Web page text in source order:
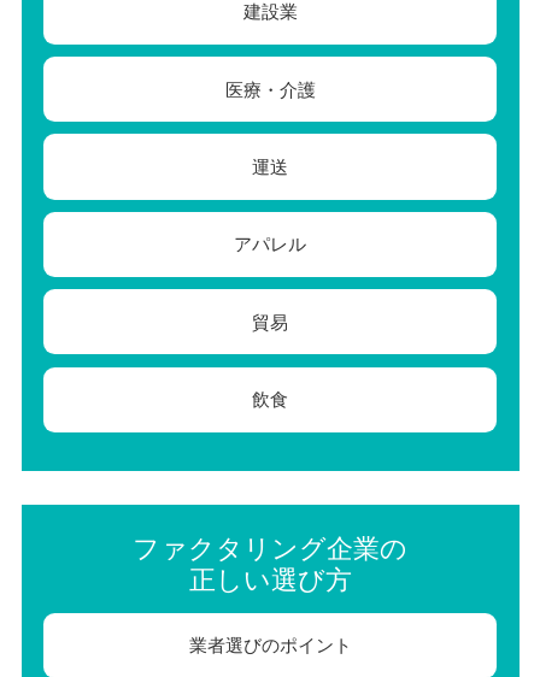
建設業
医療・介護
運送
アパレル
貿易
飲食
ファクタリング企業の
正しい選び方
業者選びのポイント